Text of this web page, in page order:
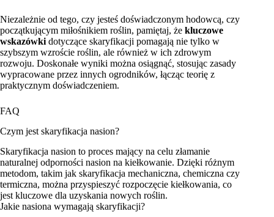
Niezależnie od tego, czy jesteś doświadczonym hodowcą, czy
początkującym miłośnikiem roślin, pamiętaj, że kluczowe
wskazówki dotyczące skaryfikacji pomagają nie tylko w
szybszym wzroście roślin, ale również w ich zdrowym
rozwoju. Doskonałe wyniki można osiągnąć, stosując zasady
wypracowane przez innych ogrodników, łącząc teorię z
praktycznym doświadczeniem.
FAQ
Czym jest skaryfikacja nasion?
Skaryfikacja nasion to proces mający na celu złamanie
naturalnej odporności nasion na kiełkowanie. Dzięki różnym
metodom, takim jak skaryfikacja mechaniczna, chemiczna czy
termiczna, można przyspieszyć rozpoczęcie kiełkowania, co
jest kluczowe dla uzyskania nowych roślin.
Jakie nasiona wymagają skaryfikacji?